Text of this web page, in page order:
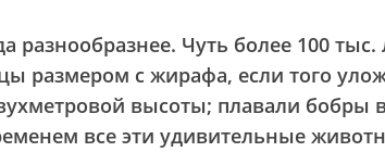
Чуть более 100 тыс.
размером с жирафа, если того
высоты; плавали бобры
все эти удивительные